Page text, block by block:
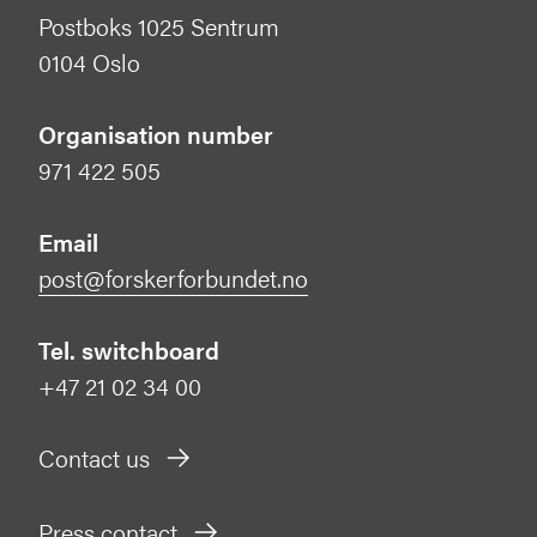
Postboks 1025 Sentrum
0104 Oslo
Organisation number
971 422 505
Email
post@forskerforbundet.no
Tel. switchboard
+47 21 02 34 00
Contact us